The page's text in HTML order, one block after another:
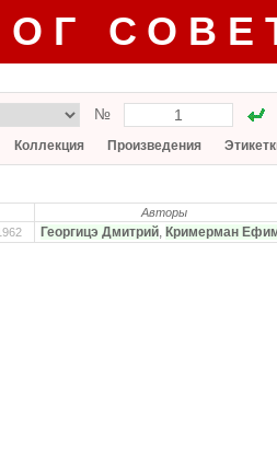
№
Коллекция Произведения
Авторы
Георгицэ Дмитрий, Кримерман